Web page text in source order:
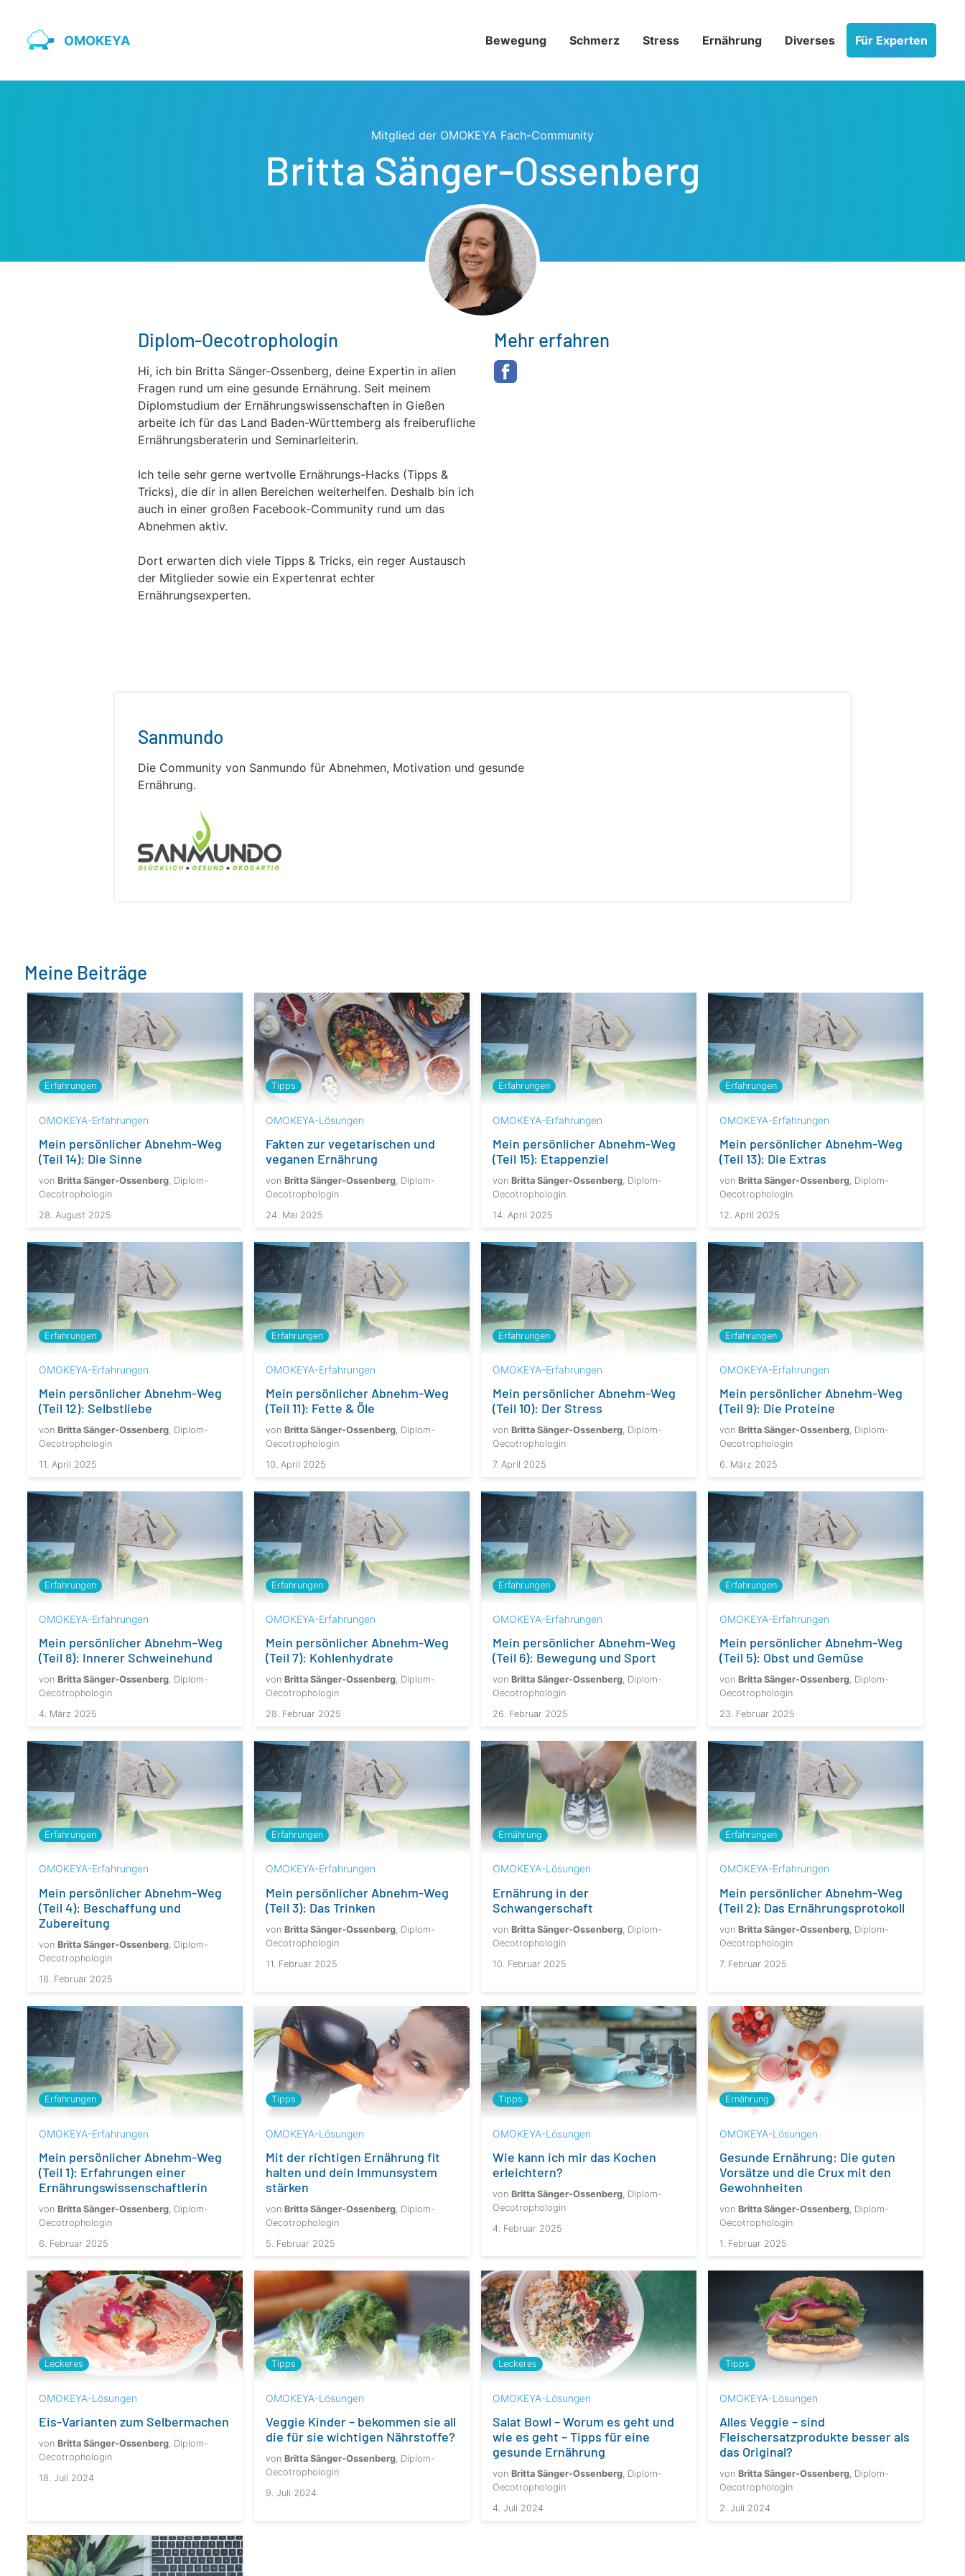
OMOKEYA Für Experten
Bewegung Schmerz­ Stress­ Ernährung Diverses
Mitglied der OMOKEYA Fach-Community
Britta Sänger-Ossenberg
Diplom-Oecotrophologin
Hi, ich bin Britta Sänger-Ossenberg, deine Expertin in allen
Fragen rund um eine gesunde Ernährung. Seit meinem
Diplomstudium der Ernährungswissenschaften in Gießen
arbeite ich für das Land Baden-Württemberg als freiberufliche
Ernährungsberaterin und Seminarleiterin.
Ich teile sehr gerne wertvolle Ernährungs-Hacks (Tipps &
Tricks), die dir in allen Bereichen weiterhelfen. Deshalb bin ich
auch in einer großen Facebook-Community rund um das
Abnehmen aktiv.
Dort erwarten dich viele Tipps & Tricks, ein reger Austausch
der Mitglieder sowie ein Expertenrat echter
Ernährungsexperten.
Mehr erfahren
Sanmundo
Die Community von Sanmundo für Abnehmen, Motivation und gesunde
Ernährung.
Meine Beiträge
Erfahrungen
OMOKEYA-Erfahrungen
Mein persönlicher Abnehm-Weg
(Teil 14): Die Sinne
von Britta Sänger-Ossenberg , Diplom-
Oecotrophologin
28. August 2025
Tipps
OMOKEYA-Lösungen
Fakten zur vegetarischen und
veganen Ernährung
von Britta Sänger-Ossenberg , Diplom-
Oecotrophologin
24. Mai 2025
Erfahrungen
OMOKEYA-Erfahrungen
Mein persönlicher Abnehm-Weg
(Teil 15): Etappenziel
von Britta Sänger-Ossenberg , Diplom-
Oecotrophologin
14. April 2025
Erfahrungen
OMOKEYA-Erfahrungen
Mein persönlicher Abnehm-Weg
(Teil 13): Die Extras
von Britta Sänger-Ossenberg , Diplom-
Oecotrophologin
12. April 2025
Erfahrungen
OMOKEYA-Erfahrungen
Mein persönlicher Abnehm-Weg
(Teil 12): Selbstliebe
von Britta Sänger-Ossenberg, Diplom-
Oecotrophologin
11. April 2025
Erfahrungen
OMOKEYA-Erfahrungen
Mein persönlicher Abnehm-Weg
(Teil 11): Fette & Öle
von Britta Sänger-Ossenberg, Diplom-
Oecotrophologin
10. April 2025
Erfahrungen
OMOKEYA-Erfahrungen
Mein persönlicher Abnehm-Weg
(Teil 10): Der Stress
von Britta Sänger-Ossenberg, Diplom-
Oecotrophologin
7. April 2025
Erfahrungen
OMOKEYA-Erfahrungen
Mein persönlicher Abnehm-Weg
(Teil 9): Die Proteine
von Britta Sänger-Ossenberg, Diplom-
Oecotrophologin
6. März 2025
Erfahrungen
OMOKEYA-Erfahrungen
Mein persönlicher Abnehm–Weg
(Teil 8): Innerer Schweinehund
von Britta Sänger-Ossenberg, Diplom-
Oecotrophologin
4. März 2025
Erfahrungen
OMOKEYA-Erfahrungen
Mein persönlicher Abnehm-Weg
(Teil 7): Kohlenhydrate
von Britta Sänger-Ossenberg, Diplom-
Oecotrophologin
28. Februar 2025
Erfahrungen
OMOKEYA-Erfahrungen
Mein persönlicher Abnehm-Weg
(Teil 6): Bewegung und Sport
von Britta Sänger-Ossenberg, Diplom-
Oecotrophologin
26. Februar 2025
Erfahrungen
OMOKEYA-Erfahrungen
Mein persönlicher Abnehm-Weg
(Teil 5): Obst und Gemüse
von Britta Sänger-Ossenberg, Diplom-
Oecotrophologin
23. Februar 2025
Erfahrungen
OMOKEYA-Erfahrungen
Mein persönlicher Abnehm-Weg
(Teil 4): Beschaffung und
Zubereitung
von Britta Sänger-Ossenberg , Diplom-
Oecotrophologin
18. Februar 2025
Erfahrungen
OMOKEYA-Erfahrungen
Mein persönlicher Abnehm-Weg
(Teil 3): Das Trinken
von Britta Sänger-Ossenberg , Diplom-
Oecotrophologin
11. Februar 2025
Ernährung
OMOKEYA-Lösungen
Ernährung in der
Schwangerschaft
von Britta Sänger-Ossenberg , Diplom-
Oecotrophologin
10. Februar 2025
Erfahrungen
OMOKEYA-Erfahrungen
Mein persönlicher Abnehm-Weg
(Teil 2): Das Ernährungsprotokoll
von Britta Sänger-Ossenberg , Diplom-
Oecotrophologin
7. Februar 2025
Erfahrungen
OMOKEYA-Erfahrungen
Mein persönlicher Abnehm-Weg
(Teil 1): Erfahrungen einer
Ernährungswissenschaftlerin
von Britta Sänger-Ossenberg , Diplom-
Oecotrophologin
6. Februar 2025
Tipps
OMOKEYA-Lösungen
Mit der richtigen Ernährung fit
halten und dein Immunsystem
stärken
von Britta Sänger-Ossenberg , Diplom-
Oecotrophologin
5. Februar 2025
Tipps
OMOKEYA-Lösungen
Wie kann ich mir das Kochen
erleichtern?
von Britta Sänger-Ossenberg , Diplom-
Oecotrophologin
4. Februar 2025
Ernährung
OMOKEYA-Lösungen
Gesunde Ernährung: Die guten
Vorsätze und die Crux mit den
Gewohnheiten
von Britta Sänger-Ossenberg , Diplom-
Oecotrophologin
1. Februar 2025
Leckeres
OMOKEYA-Lösungen
Eis-Varianten zum Selbermachen
von Britta Sänger-Ossenberg, Diplom-
Oecotrophologin
18. Juli 2024
Tipps
OMOKEYA-Lösungen
Veggie Kinder – bekommen sie all
die für sie wichtigen Nährstoffe?
von Britta Sänger-Ossenberg, Diplom-
Oecotrophologin
9. Juli 2024
Leckeres
OMOKEYA-Lösungen
Salat Bowl – Worum es geht und
wie es geht – Tipps für eine
gesunde Ernährung
von Britta Sänger-Ossenberg, Diplom-
Oecotrophologin
4. Juli 2024
Tipps
OMOKEYA-Lösungen
Alles Veggie – sind
Fleischersatzprodukte besser als
das Original?
von Britta Sänger-Ossenberg, Diplom-
Oecotrophologin
2. Juli 2024